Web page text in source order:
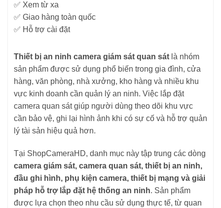
✅ Xem từ xa
✅ Giao hàng toàn quốc
✅ Hỗ trợ cài đặt
Thiết bị an ninh camera giám sát quan sát là nhóm
sản phẩm được sử dụng phổ biến trong gia đình, cửa
hàng, văn phòng, nhà xưởng, kho hàng và nhiều khu
vực kinh doanh cần quản lý an ninh. Việc lắp đặt
camera quan sát giúp người dùng theo dõi khu vực
cần bảo vệ, ghi lại hình ảnh khi có sự cố và hỗ trợ quản
lý tài sản hiệu quả hơn.
Tại ShopCameraHD, danh mục này tập trung các dòng
camera giám sát, camera quan sát, thiết bị an ninh,
đầu ghi hình, phụ kiện camera, thiết bị mạng và giải
pháp hỗ trợ lắp đặt hệ thống an ninh. Sản phẩm
được lựa chọn theo nhu cầu sử dụng thực tế, từ quan